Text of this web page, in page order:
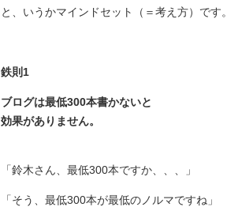
と、いうかマインドセット（＝考え方）です。
鉄則1
ブログは最低300本書かないと
効果がありません。
「鈴木さん、最低300本ですか、、、」
「そう、最低300本が最低のノルマですね」